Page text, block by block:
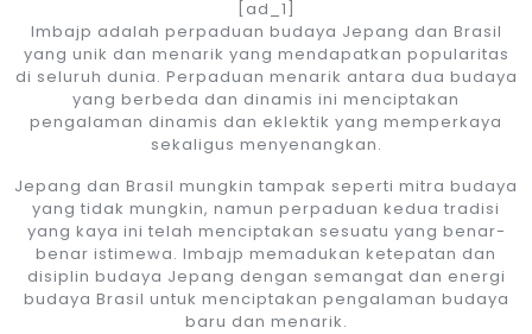
[ad_1]
Imbajp adalah perpaduan budaya Jepang dan Brasil
yang unik dan menarik yang mendapatkan popularitas
di seluruh dunia. Perpaduan menarik antara dua budaya
yang berbeda dan dinamis ini menciptakan
pengalaman dinamis dan eklektik yang memperkaya
sekaligus menyenangkan.
Jepang dan Brasil mungkin tampak seperti mitra budaya
yang tidak mungkin, namun perpaduan kedua tradisi
yang kaya ini telah menciptakan sesuatu yang benar-
benar istimewa. Imbajp memadukan ketepatan dan
disiplin budaya Jepang dengan semangat dan energi
budaya Brasil untuk menciptakan pengalaman budaya
baru dan menarik.